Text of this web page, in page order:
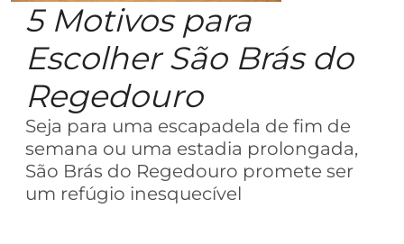
5 Motivos para
Escolher São Brás do
Regedouro
Seja para uma escapadela de fim de
semana ou uma estadia prolongada,
São Brás do Regedouro promete ser
um refúgio inesquecível